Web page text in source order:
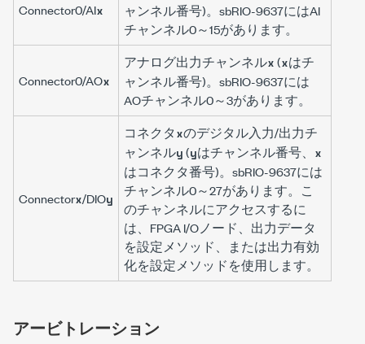
Connector0/AIx
ャンネル番号)。sbRIO-9637にはAI
チャンネル0～15があります。
Connector0/AOx
アナログ出力チャンネルx(xはチ
ャンネル番号)。sbRIO-9637には
AOチャンネル0～3があります。
Connectorx/DIOy
コネクタxのデジタル入力/出力チ
ャンネルy(yはチャンネル番号、 x
はコネクタ番号)。sbRIO-9637には
チャンネル0～27があります。こ
のチャンネルにアクセスするに
は、FPGA I/Oノード、 出力データ
を設定 メソッド、または出力有効
化を設定 メソッドを使用します。
アービトレーション